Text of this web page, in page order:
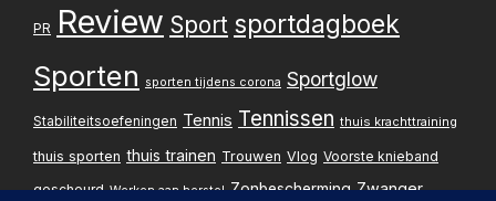
PR Review Sport sportdagboek
Sporten sporten tijdens corona Sportglow
Stabiliteitsoefeningen Tennis Tennissen thuis krachttraining
thuis sporten thuis trainen Trouwen Vlog Voorste knieband
gescheurd Werken aan herstel Zonbescherming Zwanger